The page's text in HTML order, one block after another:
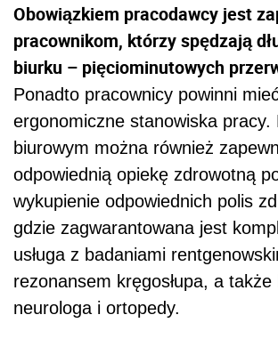
Obowiązkiem pracodawcy jest
pracownikom, którzy spędzają
biurku – pięciominutowych
Ponadto pracownicy powinni
ergonomiczne stanowiska pracy.
biurowym można również
odpowiednią opiekę zdrowotną
wykupienie odpowiednich polis
gdzie zagwarantowana jest
usługa z badaniami
rezonansem kręgosłupa, a
neurologa i ortopedy.